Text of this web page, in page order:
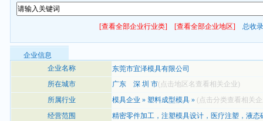
[查看全部企业行业类] [查看全部企业地区] 总收
企业信息
企业名称
东莞市宜泽模具有限公司
所在城市
广东 深 圳 市(点击地区名查看相关企业)
所属行业
模具企业 » 塑料成型模具 » (点击分类查看相关
经营范围
精密零件加工，注塑模具设计，医疗注塑，液态